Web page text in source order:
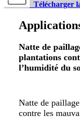
Télécharger
Natte de
plantations
l’humidité du
Natte de
contre les